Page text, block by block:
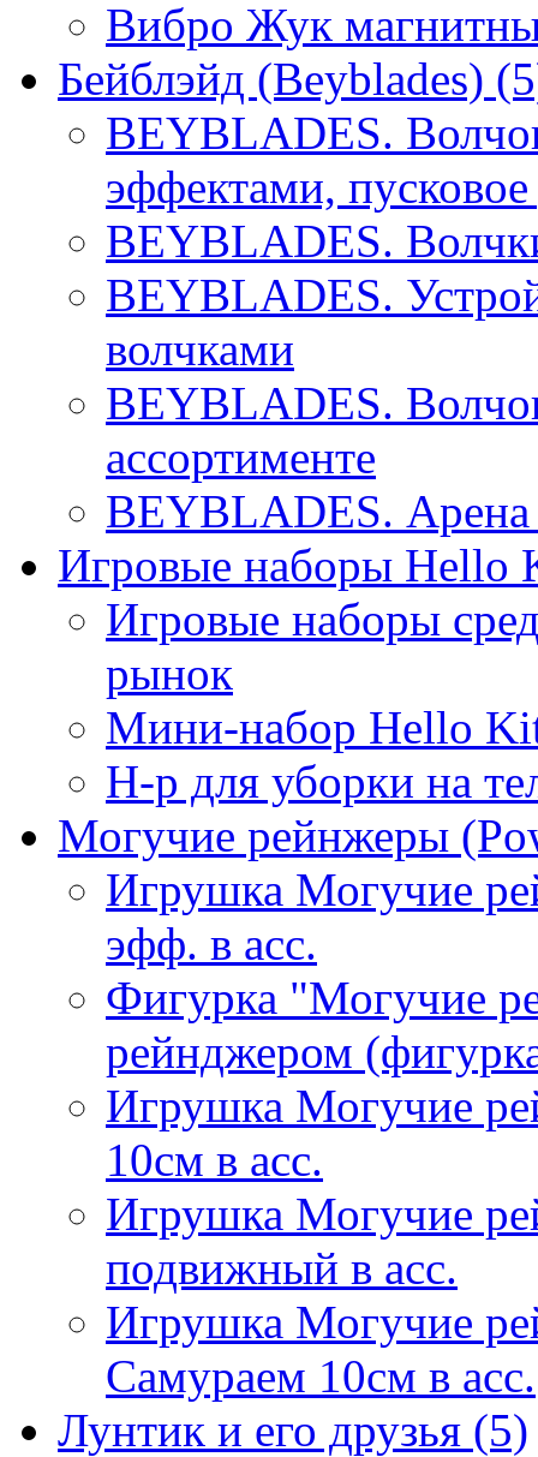
Вибро Жук
Бейблэйд (Beyblades)
BEYBLADES.
эффектами,
BEYBLADES.
BEYBLADES.
волчками
BEYBLADES.
ассортименте
BEYBLADES.
Игровые наборы Hello
Игровые наборы
рынок
Мини-набор Hello
Н-р для уборки на
Могучие рейнжеры
Игрушка Могучие
эфф. в асс.
Фигурка "Могучие
рейнджером
Игрушка Могучие
10см в асс.
Игрушка Могучие
подвижный в асс.
Игрушка Могучие
Самураем 10см в асс.
Лунтик и его друзья (5)